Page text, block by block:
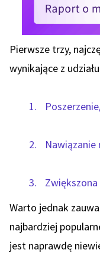
Pierwsze trzy,
wynikające z
Nawiązanie
Warto jednak
najbardziej
jest naprawdę